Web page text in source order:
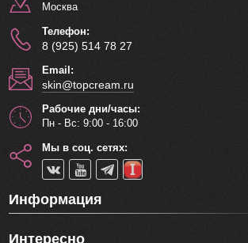
Москва
Телефон:
8 (925) 514 78 27
Email:
skin@topcream.ru
Рабочие дни/часы:
Пн - Вс: 9:00 - 16:00
Мы в соц. сетях:
Информация
Интересно